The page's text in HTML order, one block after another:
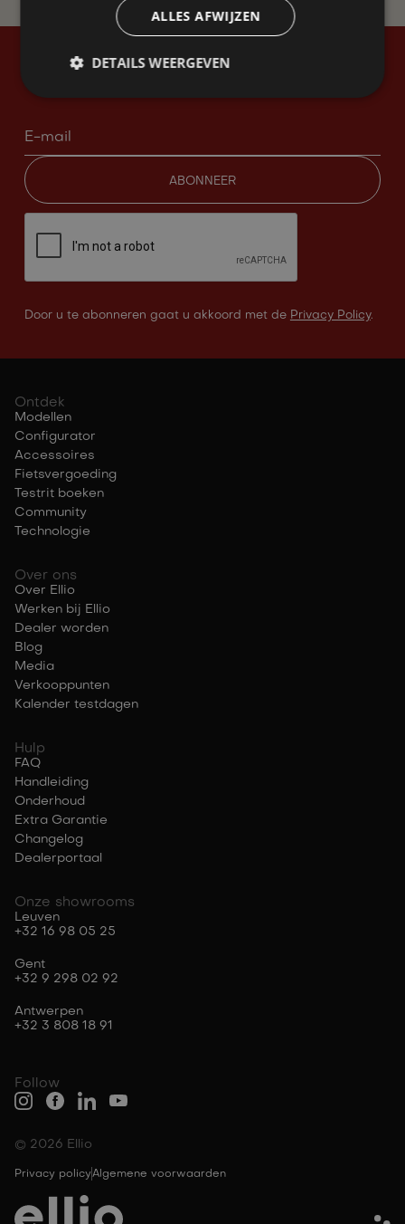
Stay up to date
Door u te abonneren gaat u akkoord met de Privacy Policy.
Follow
Ontdek
Modellen
Configurator
Accessoires
Fietsvergoeding
Testrit boeken
Community
Technologie
Over ons
Over Ellio
Werken bij Ellio
Dealer worden
Blog
Media
Verkooppunten
Kalender testdagen
Hulp
FAQ
Handleiding
Onderhoud
Extra Garantie
Changelog
Dealerportaal
Onze showrooms
Leuven
+32 16 98 05 25
Gent
+32 9 298 02 92
Antwerpen
+32 3 808 18 91
Privacy policyAlgemene voorwaarden
© 2026 Ellio
ALLES AFWIJZEN
DETAILS WEERGEVEN